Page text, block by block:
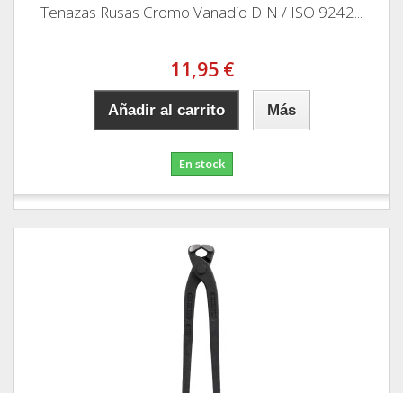
Tenazas Rusas Cromo Vanadio DIN / ISO 9242...
11,95 €
Añadir al carrito Más
En stock